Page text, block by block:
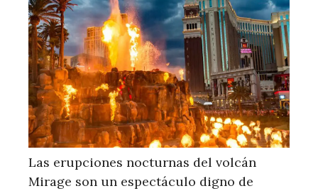
Las erupciones nocturnas del volcán
Mirage son un espectáculo digno de